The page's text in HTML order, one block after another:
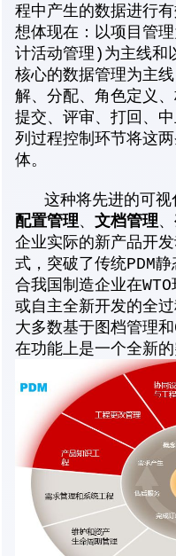
程中产生的数据进行
想体现在：以项目管
计活动管理)为主线和
核心的数据管理为主
解、分配、角色定义
提交、评审、打回、
列过程控制环节将这
体。
这种将先进的可视
配置管理、 文档管理、
企业实际的新产品开
式，突破了传统PDM
合我国制造企业在
或自主全新开发的全
大多数基于图档管理和
在功能上是一个全新的